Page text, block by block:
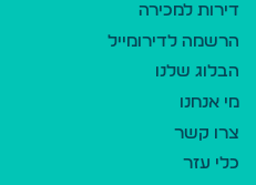
דירות למכירה
הרשמה לדירומייל
הבלוג שלנו
מי אנחנו
צרו קשר
כלי עזר